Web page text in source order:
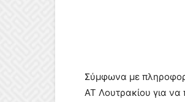
Σύμφωνα με
ΑΤ Λουτρακίου για να